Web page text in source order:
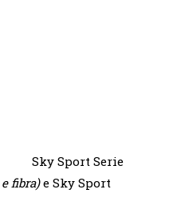
Sky Sport Serie
fibra)e Sky Sport